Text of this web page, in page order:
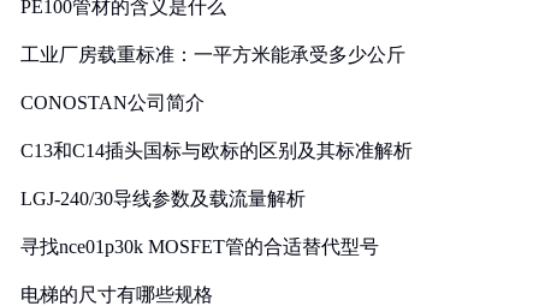
PE100管材的含义是什么
工业厂房载重标准：一平方米能承受多少公斤
CONOSTAN公司简介
C13和C14插头国标与欧标的区别及其标准解析
LGJ-240/30导线参数及载流量解析
寻找nce01p30k MOSFET管的合适替代型号
电梯的尺寸有哪些规格